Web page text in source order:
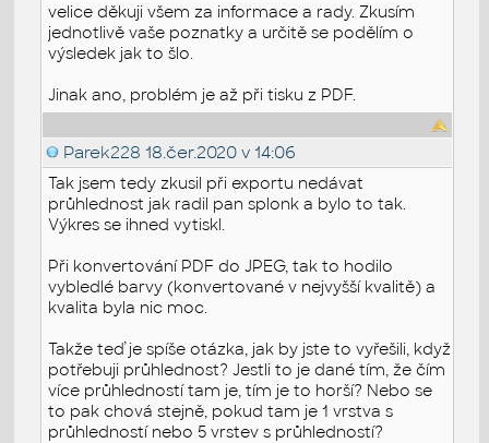
velice děkuji všem za informace a rady. Zkusím
jednotlivě vaše poznatky a určitě se podělím o
výsledek jak to šlo.
Jinak ano, problém je až při tisku z PDF.
Parek228 18.čer.2020 v 14:06
Tak jsem tedy zkusil při exportu nedávat
průhlednost jak radil pan splonk a bylo to tak.
Výkres se ihned vytiskl.
Při konvertování PDF do JPEG, tak to hodilo
vybledlé barvy (konvertované v nejvyšší kvalitě) a
kvalita byla nic moc.
Takže teď je spíše otázka, jak by jste to vyřešili, když
potřebuji průhlednost? Jestli to je dané tím, že čím
více průhledností tam je, tím je to horší? Nebo se
to pak chová stejně, pokud tam je 1 vrstva s
průhledností nebo 5 vrstev s průhledností?